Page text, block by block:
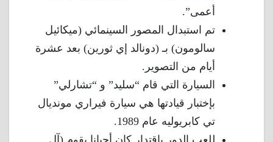
أعمى”.
تم استبدال المصور السينمائي (ميكائيل
سالومون) بـ (دونالد إي ثورين) بعد عشرة
أيام من التصوير.
السيارة التي قام “سليد” و “تشارلي”
بإختبار قيادتها هي سيارة فيراري مونديال
تي كابريوليه عام 1989.
للعب الدور بإقتدار كان أحيانا يقوم (آل